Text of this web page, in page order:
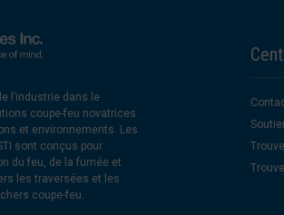
l’industrie dans le
coupe-feu novatrices
et environnements. Les
sont conçus pour
du feu, de la fumée et
les traversées et les
coupe-feu.